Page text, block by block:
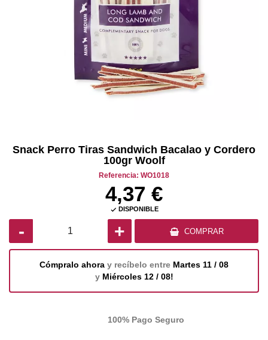
Snack Perro Tiras Sandwich Bacalao y Cordero
100gr Woolf
Referencia: WO1018
4,37 €
 DISPONIBLE
- + COMPRAR
Cómpralo ahora y recíbelo entre Martes 11 / 08
y Miércoles 12 / 08!
100% Pago Seguro